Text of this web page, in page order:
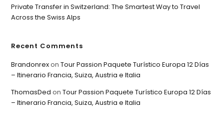
Private Transfer in Switzerland: The Smartest Way to Travel
Across the Swiss Alps
Recent Comments
BrandonrexonTour Passion Paquete Turístico Europa 12 Días
– Itinerario Francia, Suiza, Austria e Italia
ThomasDed onTour Passion Paquete Turístico Europa 12 Días
– Itinerario Francia, Suiza, Austria e Italia